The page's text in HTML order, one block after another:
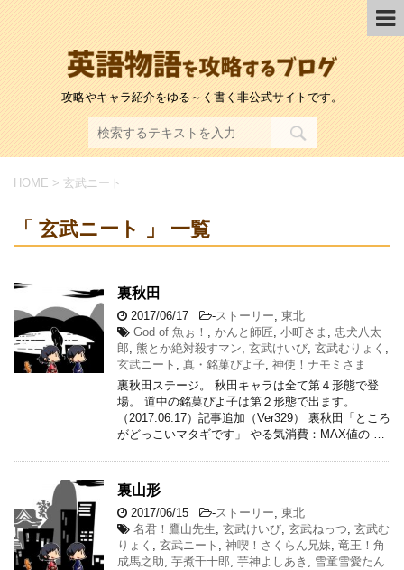
攻略やキャラ紹介をゆる～く書く非公式サイトです。
HOME > 玄武ニート
「 玄武ニート 」 一覧
裏秋田
2017/06/17 -ストーリー, 東北
God of 魚ぉ！ , かんと師匠, 小町さま , 忠犬八太
郎, 熊とか絶対殺すマン, 玄武けいび, 玄武むりょく ,
玄武ニート , 真・銘菓ぴよ子, 神使！ナモミさま
裏秋田ステージ。 秋田キャラは全て第４形態で登
場。 道中の銘菓ぴよ子は第２形態で出ます。
（2017.06.17）記事追加（Ver329） 裏秋田「ところ
がどっこいマタギです」 やる気消費：MAX値の …
裏山形
2017/06/15 -ストーリー, 東北
名君！鷹山先生, 玄武けいび, 玄武ねっつ, 玄武む
りょく , 玄武ニート , 神喫！さくらん兄妹, 竜王！角
成馬之助, 芋煮千十郎, 芋神よしあき , 雪童雪愛たん